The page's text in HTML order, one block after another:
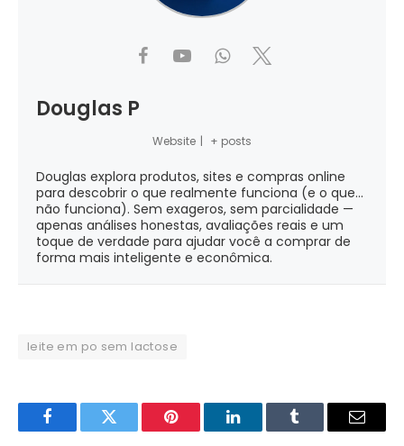
Douglas P
Website | + posts
Douglas explora produtos, sites e compras online
para descobrir o que realmente funciona (e o que...
não funciona). Sem exageros, sem parcialidade —
apenas análises honestas, avaliações reais e um
toque de verdade para ajudar você a comprar de
forma mais inteligente e econômica.
leite em po sem lactose
FacebookTwitter Pinterest LinkedInTumblr Email